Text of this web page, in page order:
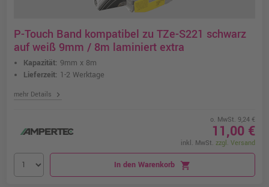
P-Touch Band kompatibel zu TZe-S221 schwarz
auf weiß 9mm / 8m laminiert extra
Kapazität: 9mm x 8m
Lieferzeit: 1-2 Werktage
mehr Details chevron_right
o. MwSt. 9,24 €
11,00 €
inkl. MwSt. zzgl. Versand
In den Warenkorb shopping_cart